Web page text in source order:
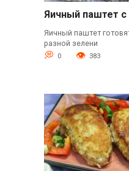
Яичный паштет
Яичный паштет
разной зелени
0 383